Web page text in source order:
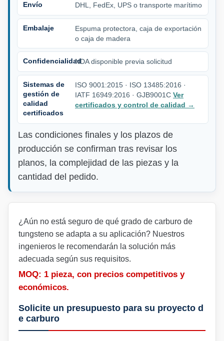
Envío DHL, FedEx, UPS o transporte marítimo
Embalaje
Espuma protectora, caja de exportación
o caja de madera
ConfidencialidadNDA disponible previa solicitud
Sistemas de
gestión de
calidad
certificados
ISO 9001:2015 · ISO 13485:2016 ·
IATF 16949:2016 · GJB9001C Ver
certificados y control de calidad →
Las condiciones finales y los plazos de
producción se confirman tras revisar los
planos, la complejidad de las piezas y la
cantidad del pedido.
¿Aún no está seguro de qué grado de carburo de
tungsteno se adapta a su aplicación? Nuestros
ingenieros le recomendarán la solución más
adecuada según sus requisitos.
MOQ: 1 pieza, con precios competitivos y
económicos.
Solicite un presupuesto para su proyecto d
e carburo